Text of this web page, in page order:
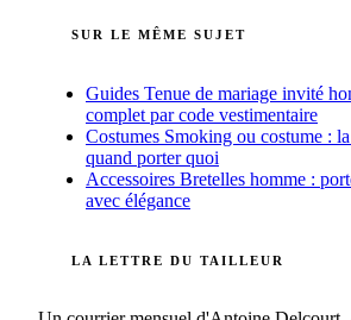
SUR LE MÊME SUJET
Guides Tenue de mariage invité
complet par code vestimentaire
Costumes Smoking ou costume :
quand porter quoi
Accessoires Bretelles homme :
avec élégance
LA LETTRE DU TAILLEUR